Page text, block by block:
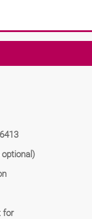
optional)
for